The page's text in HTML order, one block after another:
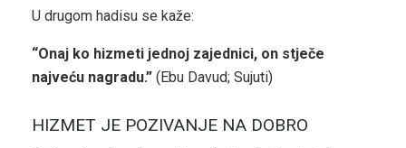
U drugom hadisu se kaže:
“Onaj ko hizmeti jednoj zajednici, on stječe
najveću nagradu.” (Ebu Davud; Sujuti)
HIZMET JE POZIVANJE NA DOBRO